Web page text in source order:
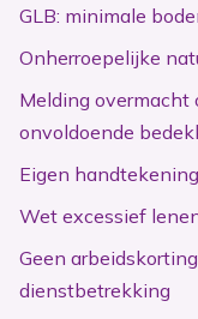
GLB: minimale
Onherroepelijke
Melding
onvoldoende
Eigen
Wet excessief
Geen
dienstbetrekking